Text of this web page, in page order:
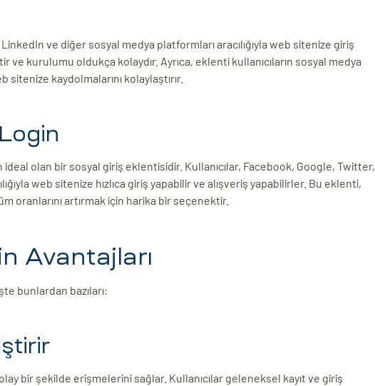
ve diğer sosyal medya platformları aracılığıyla web sitenize giriş
ve kurulumu oldukça kolaydır. Ayrıca, eklenti kullanıcıların sosyal medya
kaydolmalarını kolaylaştırır.
olan bir sosyal giriş eklentisidir. Kullanıcılar, Facebook, Google, Twitter,
web sitenize hızlıca giriş yapabilir ve alışveriş yapabilirler. Bu eklenti,
oranlarını artırmak için harika bir seçenektir.
Avantajları
bunlardan bazıları:
bir şekilde erişmelerini sağlar. Kullanıcılar geleneksel kayıt ve giriş